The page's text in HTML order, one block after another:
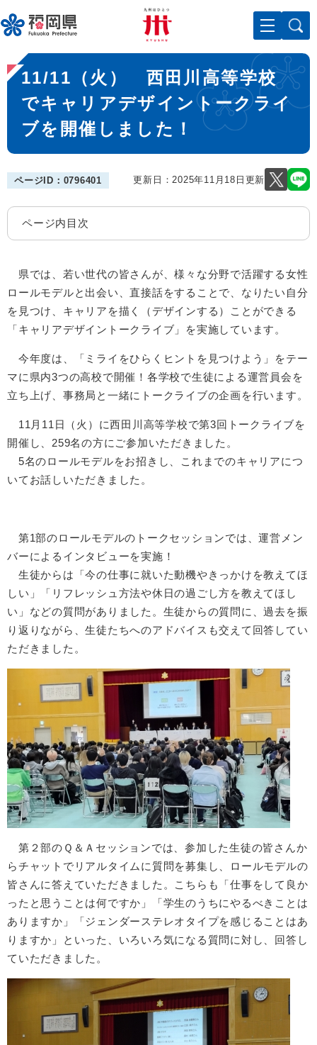
ー
ジ
先
頭
メニューを飛ばして本文へ
本
文
11/11（火） 西田川高等学校
でキャリアデザイントークライ
ブを開催しました！
ページID：0796401 更新日：2025年11月18日更新
ページ内目次
県では、若い世代の皆さんが、様々な分野で活躍する女性
ロールモデルと出会い、直接話をすることで、なりたい自分
を見つけ、キャリアを描く（デザインする）ことができる
「キャリアデザイントークライブ」を実施しています。
今年度は、「ミライをひらくヒントを見つけよう」をテー
マに県内3つの高校で開催！各学校で生徒による運営員会を
立ち上げ、事務局と一緒にトークライブの企画を行います。
11月11日（火）に西田川高等学校で第3回トークライブを
開催し、259名の方にご参加いただきました。
5名のロールモデルをお招きし、これまでのキャリアにつ
いてお話しいただきました。
第1部のロールモデルのトークセッションでは、運営メン
バーによるインタビューを実施！
生徒からは「今の仕事に就いた動機やきっかけを教えてほ
しい」「リフレッシュ方法や休日の過ごし方を教えてほし
い」などの質問がありました。生徒からの質問に、過去を振
り返りながら、生徒たちへのアドバイスも交えて回答してい
ただきました。
第２部のＱ＆Ａセッションでは、参加した生徒の皆さんか
らチャットでリアルタイムに質問を募集し、ロールモデルの
皆さんに答えていただきました。こちらも「仕事をして良か
ったと思うことは何ですか」「学生のうちにやるべきことは
ありますか」「ジェンダーステレオタイプを感じることはあ
りますか」といった、いろいろ気になる質問に対し、回答し
ていただきました。